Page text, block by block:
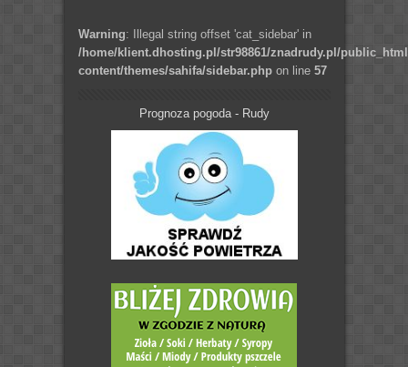
Warning: Illegal string offset 'cat_sidebar' in
/home/klient.dhosting.pl/str98861/znadrudy.pl/
content/themes/sahifa/sidebar.phpon line 57
Prognoza pogoda - Rudy